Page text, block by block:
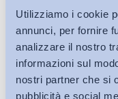
Utilizziamo i cookie
annunci, per fornire
analizzare il nostro
informazioni sul
nostri partner che si
pubblicità e social
produrre evidenze
amministrativo che le
contrattazione
decisivo, quale
mestieri e renderli